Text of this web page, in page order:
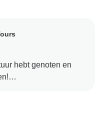
hebt genoten en